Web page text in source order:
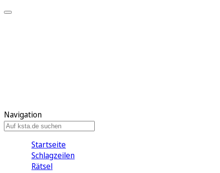
Navigation
Startseite
Schlagzeilen
Rätsel